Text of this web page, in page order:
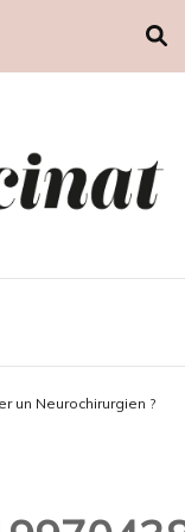
un Neurochirurgien ?